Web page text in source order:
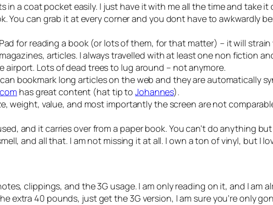
in a coat pocket easily. I just have it with me all the time and take
You can grab it at every corner and you dont have to awkwardly
for reading a book (or lots of them, for that matter) – it will strain
articles. I always travelled with at least one non fiction
Lots of dead trees to lug around – not anymore.
bookmark long articles on the web and they are automatically
has great content (hat tip toJohannes).
weight, value, and most importantly the screen are not
and it carries over from a paper book. You can’t do anything
and all that. I am not missing it at all. I own a ton of vinyl, but I
clippings, and the 3G usage. I am only reading on it, and I am
extra 40 pounds, just get the 3G version, I am sure you’re only